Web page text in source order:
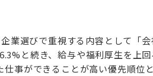
業選びで重視する内容として「
と続き、給与や福利厚生を上
事ができることが高い優先順位